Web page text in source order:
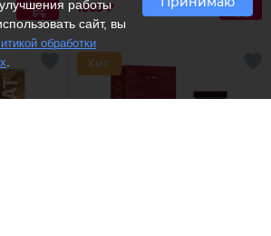
1563 ₽
работы
сайт, вы
обработки